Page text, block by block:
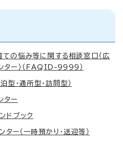
の悩み等に関する相談窓口（広
ター）（FAQID-9999）
型・通所型・訪問型）
ター
ドブック
ター（一時預かり・送迎等）